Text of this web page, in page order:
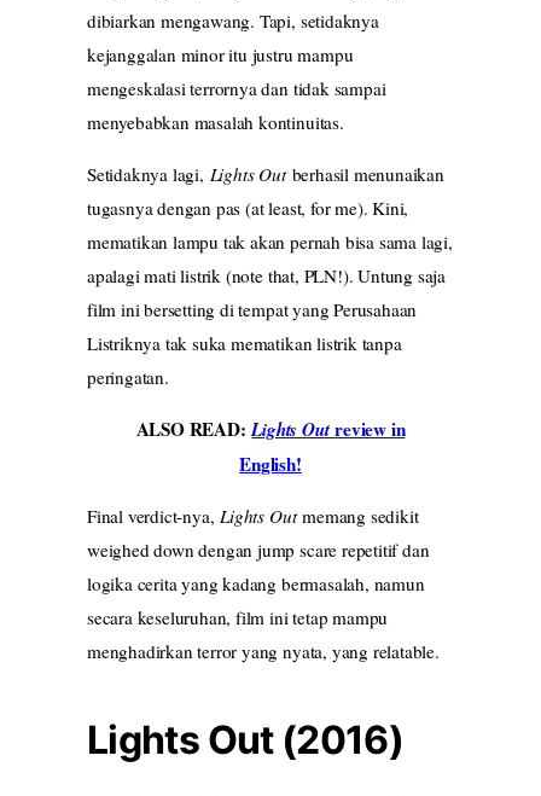
dibiarkan mengawang. Tapi, setidaknya
kejanggalan minor itu justru mampu
mengeskalasi terrornya dan tidak sampai
menyebabkan masalah kontinuitas.
Setidaknya lagi, Lights Out berhasil menunaikan
tugasnya dengan pas (at least, for me). Kini,
mematikan lampu tak akan pernah bisa sama lagi,
apalagi mati listrik (note that, PLN!). Untung saja
film ini bersetting di tempat yang Perusahaan
Listriknya tak suka mematikan listrik tanpa
peringatan.
ALSO READ:Lights Outreview in
English!
Final verdict-nya,Lights Outmemang sedikit
weighed down dengan jump scare repetitif dan
logika cerita yang kadang bermasalah, namun
secara keseluruhan, film ini tetap mampu
menghadirkan terror yang nyata, yang relatable.
Lights Out (2016)